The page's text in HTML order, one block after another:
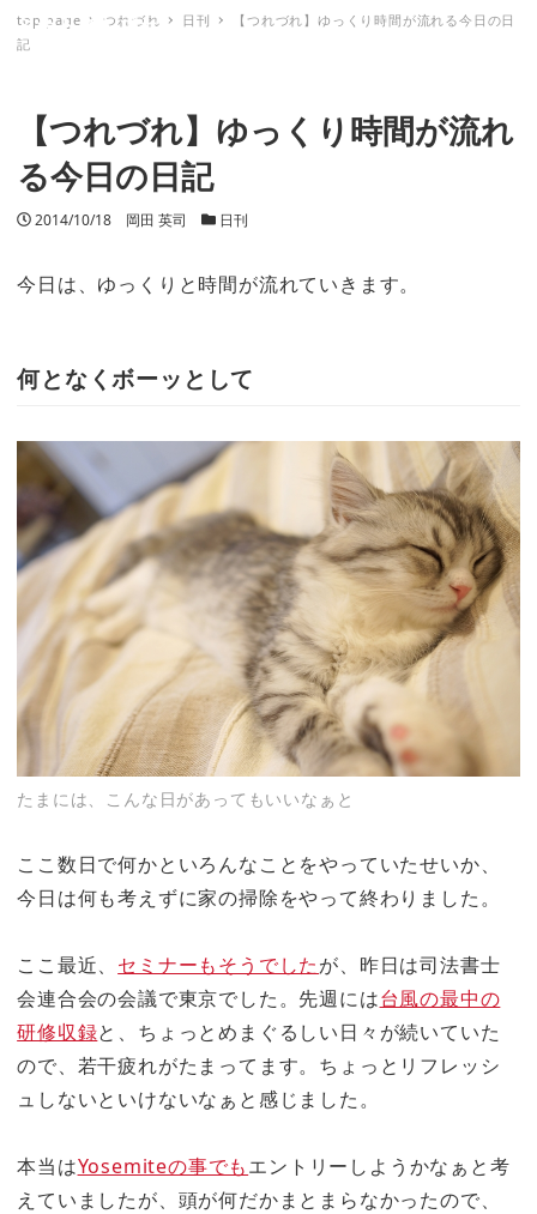
ミナトノキズナ
top page つれづれ 日刊
【つれづれ】ゆっくり時間が流れる今日の日
記
【つれづれ】ゆっくり時間が流れ
る今日の日記
投稿日
2014/10/18 著者
岡田 英司 カテゴリー
日刊
今日は、ゆっくりと時間が流れていきます。
何となくボーッとして
たまには、こんな日があってもいいなぁと
ここ数日で何かといろんなことをやっていたせいか、
今日は何も考えずに家の掃除をやって終わりました。
ここ最近、 セミナーもそうでしたが、昨日は司法書士
会連合会の会議で東京でした。先週には台風の最中の
研修収録と、ちょっとめまぐるしい日々が続いていた
ので、若干疲れがたまってます。ちょっとリフレッシ
ュしないといけないなぁと感じました。
本当はYosemiteの事でもエントリーしようかなぁと考
えていましたが、頭が何だかまとまらなかったので、